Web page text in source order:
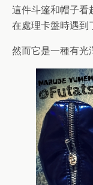
這件斗篷和帽子看
在處理卡盤時遇到
然而它是一種有光